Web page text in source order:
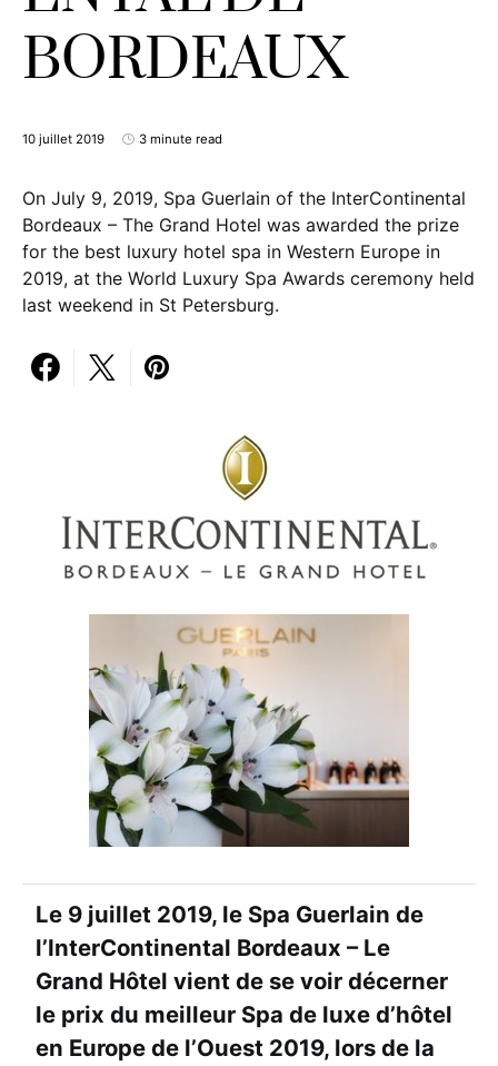
BORDEAUX
10 juillet 2019 3 minute read
On July 9, 2019, Spa Guerlain of the InterContinental
Bordeaux – The Grand Hotel was awarded the prize
for the best luxury hotel spa in Western Europe in
2019, at the World Luxury Spa Awards ceremony held
last weekend in St Petersburg.
Le 9 juillet 2019, le Spa Guerlain de
l’InterContinental Bordeaux – Le
Grand Hôtel vient de se voir décerner
le prix du meilleur Spa de luxe d’hôtel
en Europe de l’Ouest 2019, lors de la